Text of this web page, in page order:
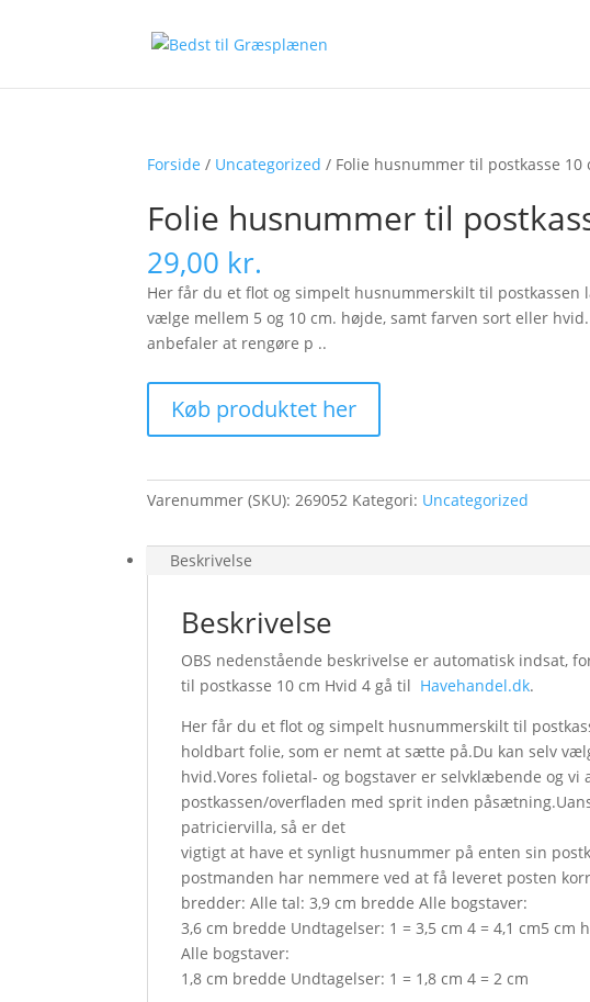
Forside / Uncategorized / Folie husnummer til postkasse 10
Folie husnummer til
29,00 kr.
Her får du et flot og simpelt husnummerskilt til
vælge mellem 5 og 10 cm. højde, samt farven sort eller
anbefaler at rengøre p ..
Køb produktet her
Varenummer (SKU):269052 Kategori: Uncategorized
Beskrivelse
Beskrivelse
OBS nedenstående beskrivelse er automatisk indsat,
til postkasse 10 cm Hvid 4 gå til Havehandel.dk.
Her får du et flot og simpelt husnummerskilt til
holdbart folie, som er nemt at sætte på.Du kan selv
hvid.Vores folietal- og bogstaver er selvklæbende og vi
postkassen/overfladen med sprit inden
patriciervilla, så er det
vigtigt at have et synligt husnummer på enten sin
postmanden har nemmere ved at få leveret posten
bredder: Alle tal: 3,9 cm bredde Alle bogstaver:
3,6 cm bredde Undtagelser: 1 = 3,5 cm 4 = 4,1 cm5
Alle bogstaver:
1,8 cm bredde Undtagelser: 1 = 1,8 cm 4 = 2 cm